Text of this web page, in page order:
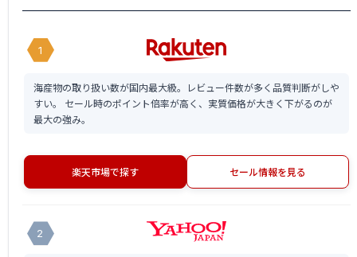
1
海産物の取り扱い数が国内最大級。レビュー件数が多く品質判断がしや
すい。 セール時のポイント倍率が高く、実質価格が大きく下がるのが
最大の強み。
楽天市場で探す セール情報を見る
2